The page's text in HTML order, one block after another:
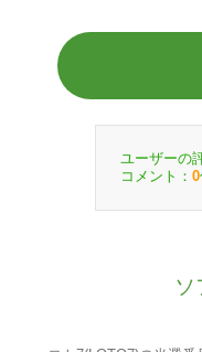
ユーザーの
コメント： 0
ソ